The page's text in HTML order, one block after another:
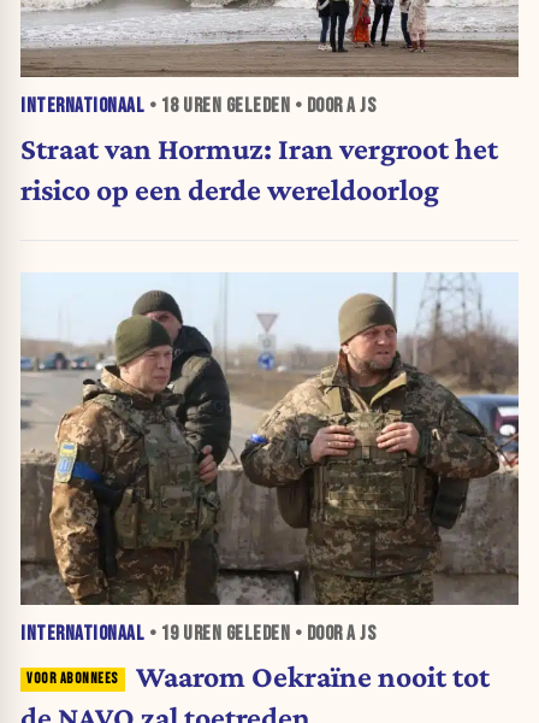
INTERNATIONAAL • 18 UREN GELEDEN • DOOR A JS
Straat van Hormuz: Iran vergroot het
risico op een derde wereldoorlog
INTERNATIONAAL • 19 UREN GELEDEN • DOOR A JS
Waarom Oekraïne nooit tot